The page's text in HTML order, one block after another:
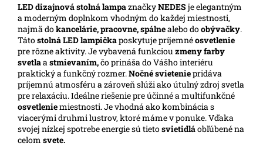
LED dizajnová stolná lampaznačkyNEDES je elegantným
a moderným doplnkom vhodným do každej miestnosti,
najmä dokancelárie,pracovne, spálnealebo doobývačky.
Tátostolná LED lampičkaposkytuje príjemnéosvetlenie
pre rôzne aktivity. Je vybavená funkciou zmeny farby
svetlaastmievaním,čo prináša do Vášho interiéru
praktický a funkčný rozmer.Nočné svieteniepridáva
príjemnú atmosféru a zároveň slúži ako útulný zdroj svetla
pre relaxáciu. Ideálne riešenie pre účinné a multifunkčné
osvetleniemiestnosti. Je vhodná ako kombinácia s
viacerými druhmi lustrov, ktoré máme v ponuke. Vďaka
svojej nízkej spotrebe energie sú tietosvietidláobľúbené na
celom svete.